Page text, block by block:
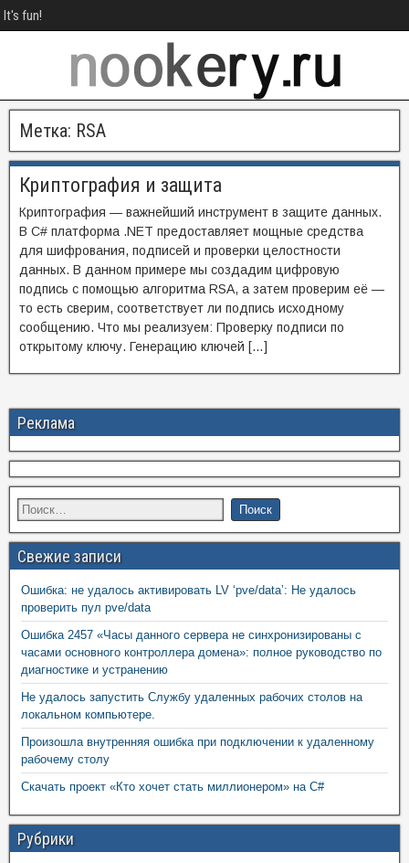
It's fun!
Метка: RSA
Криптография и защита
Криптография — важнейший инструмент в защите данных.
В C# платформа .NET предоставляет мощные средства
для шифрования, подписей и проверки целостности
данных. В данном примере мы создадим цифровую
подпись с помощью алгоритма RSA, а затем проверим её —
то есть сверим, соответствует ли подпись исходному
сообщению. Что мы реализуем: Проверку подписи по
открытому ключу. Генерацию ключей […]
Реклама
Свежие записи
Ошибка: не удалось активировать LV ‘pve/data’: Не удалось
проверить пул pve/data
Ошибка 2457 «Часы данного сервера не синхронизированы с
часами основного контроллера домена»: полное руководство по
диагностике и устранению
Не удалось запустить Службу удаленных рабочих столов на
локальном компьютере.
Произошла внутренняя ошибка при подключении к удаленному
рабочему столу
Скачать проект «Кто хочет стать миллионером» на C#
Рубрики